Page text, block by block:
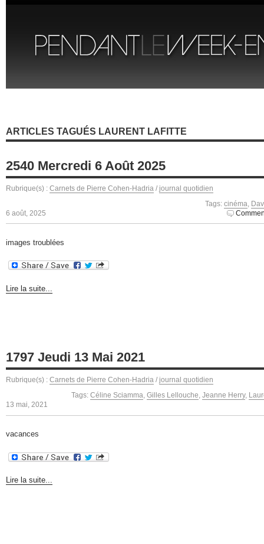
ARTICLES TAGUÉS LAURENT LAFITTE
2540 Mercredi 6 Août 2025
Rubrique(s) : Carnets de Pierre Cohen-Hadria / journal quotidien
Tags: cinéma,
6 août, 2025
images troublées
Lire la suite...
1797 Jeudi 13 Mai 2021
Rubrique(s) : Carnets de Pierre Cohen-Hadria / journal quotidien
Tags: Céline Sciamma Gilles Lellouche Jeanne Herry,
13 mai, 2021
vacances
Lire la suite...